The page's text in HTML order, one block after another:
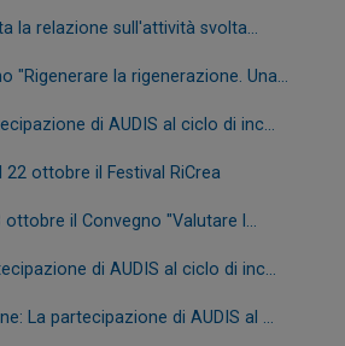
la relazione sull'attività svolta...
"Rigenerare la rigenerazione. Una...
di AUDIS al ciclo di inc...
22 ottobre il Festival RiCrea
ottobre il Convegno "Valutare l...
di AUDIS al ciclo di inc...
La partecipazione di AUDIS al ...